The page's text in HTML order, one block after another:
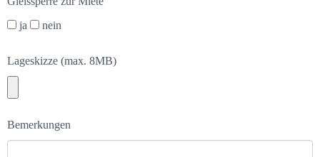
ja
nein
Lageskizze (max. 8MB)
Bemerkungen